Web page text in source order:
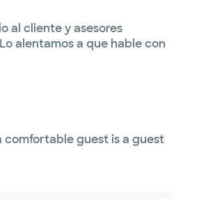
al cliente y asesores
alentamos a que hable con
comfortable guest is a guest